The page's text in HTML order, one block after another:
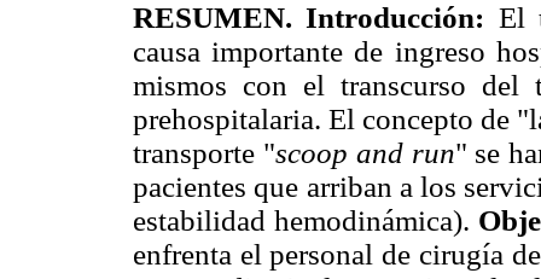
RESUMEN. Introducción: El
causa importante de ingreso
mismos con el transcurso del
prehospitalaria. El concepto de
transporte "scoop and run" se
pacientes que arriban a los
estabilidad hemodinámica).
enfrenta el personal de cirugía